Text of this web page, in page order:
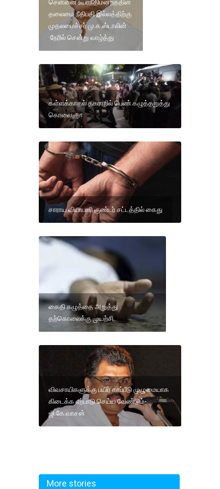
சென்னை உயர்நீதிமன்றத்தின்
தலைமை நீதிபதி இல்லத்திற்கு
முதலமைச்சர் மு.க.ஸ்டாலின்
நேரில் சென்று வாழ்த்து
கள்ளக்காதல் தகராறில் பெண் கழுத்தறுத்து
கொலை.
சாராய வியாபாரி குண்டர் சட்டத்தில் கைது
கைதி கழுத்தை அறுத்து
தற்கொலைக்கு முயற்சி
விவசாயிகளுக்கு பயிர் காப்பீடு முழுமையாக
கிடைக்க ஏற்பாடு செய்ய வேண்டும்-
ஜி.கே.வாசன்
More stories